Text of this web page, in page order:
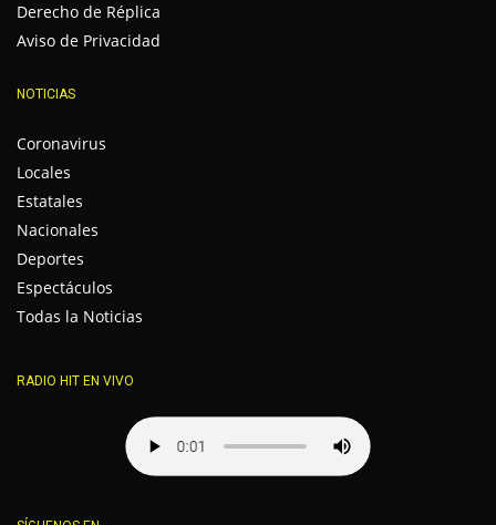
Derecho de Réplica
Aviso de Privacidad
NOTICIAS
Coronavirus
Locales
Estatales
Nacionales
Deportes
Espectáculos
Todas la Noticias
RADIO HIT EN VIVO